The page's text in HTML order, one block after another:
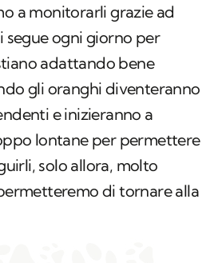
a monitorarli grazie ad
segue ogni giorno per
adattando bene
gli oranghi diventeranno
e inizieranno a
lontane per permettere
solo allora, molto
di tornare alla